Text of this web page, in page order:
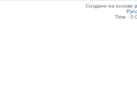
Создано на основе
Time :